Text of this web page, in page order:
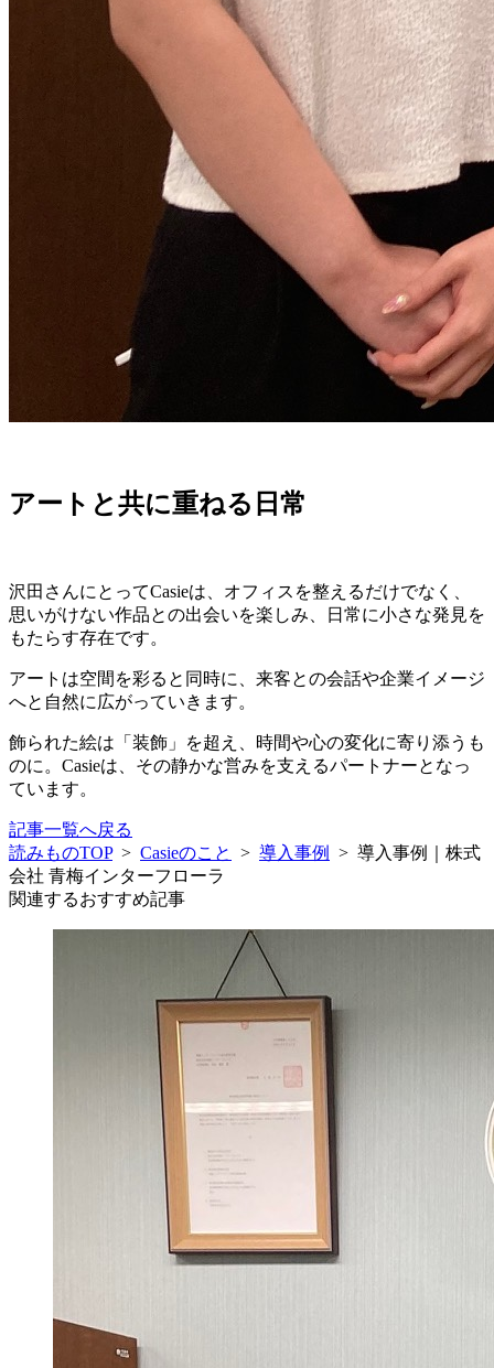
アートと共に重ねる日常
沢田さんにとってCasieは、オフィスを整えるだけでなく、
思いがけない作品との出会いを楽しみ、日常に小さな発見を
もたらす存在です。
アートは空間を彩ると同時に、来客との会話や企業イメージ
へと自然に広がっていきます。
飾られた絵は「装飾」を超え、時間や心の変化に寄り添うも
のに。Casieは、その静かな営みを支えるパートナーとなっ
ています。
記事一覧へ戻る
読みものTOP> Casieのこと > 導入事例 > 導入事例｜株式
会社 青梅インターフローラ
関連するおすすめ記事